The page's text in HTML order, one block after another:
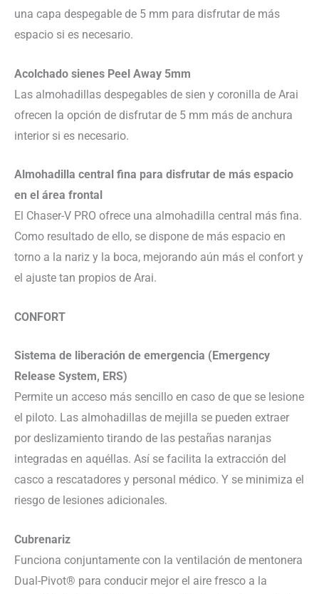
una capa despegable de 5 mm para disfrutar de más
espacio si es necesario.
Acolchado sienes Peel Away 5mm
Las almohadillas despegables de sien y coronilla de Arai
ofrecen la opción de disfrutar de 5 mm más de anchura
interior si es necesario.
Almohadilla central fina para disfrutar de más espacio
en el área frontal
El Chaser-V PRO ofrece una almohadilla central más fina.
Como resultado de ello, se dispone de más espacio en
torno a la nariz y la boca, mejorando aún más el confort y
el ajuste tan propios de Arai.
CONFORT
Sistema de liberación de emergencia (Emergency
Release System, ERS)
Permite un acceso más sencillo en caso de que se lesione
el piloto. Las almohadillas de mejilla se pueden extraer
por deslizamiento tirando de las pestañas naranjas
integradas en aquéllas. Así se facilita la extracción del
casco a rescatadores y personal médico. Y se minimiza el
riesgo de lesiones adicionales.
Cubrenariz
Funciona conjuntamente con la ventilación de mentonera
Dual-Pivot® para conducir mejor el aire fresco a la